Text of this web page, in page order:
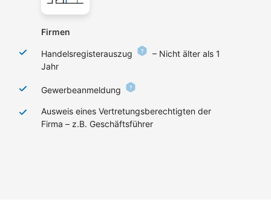
Firmen
Handelsregisterauszug
– Nicht älter als 1
Jahr
Gewerbeanmeldung
Ausweis eines Vertretungsberechtigten der
Firma – z.B. Geschäftsführer